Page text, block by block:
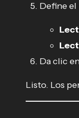
Define el
Da clic
Listo. Los